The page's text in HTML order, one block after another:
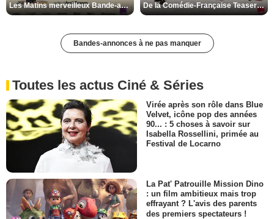
Les Matins merveilleux Bande-annonce VF De la Comédie-Française Teaser VF
Bandes-annonces à ne pas manquer
Toutes les actus Ciné & Séries
Virée après son rôle dans Blue
Velvet, icône pop des années
90... : 5 choses à savoir sur
Isabella Rossellini, primée au
Festival de Locarno
La Pat' Patrouille Mission Dino
: un film ambitieux mais trop
effrayant ? L'avis des parents
des premiers spectateurs !